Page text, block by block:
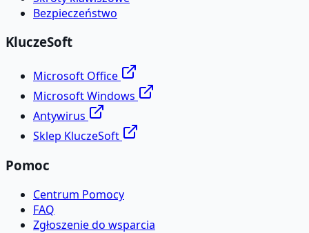
Bezpieczeństwo
KluczeSoft
Microsoft Office
Microsoft Windows
Antywirus
Sklep KluczeSoft
Pomoc
Centrum Pomocy
FAQ
Zgłoszenie do wsparcia